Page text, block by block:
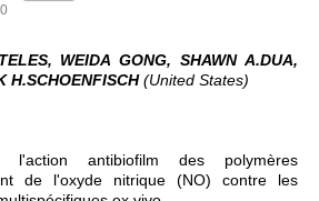
WEIDA GONG, SHAWN A.DUA,
H.SCHOENFISCH(United States)
antibiofilm des polymères
de l'oxyde nitrique (NO) contre les